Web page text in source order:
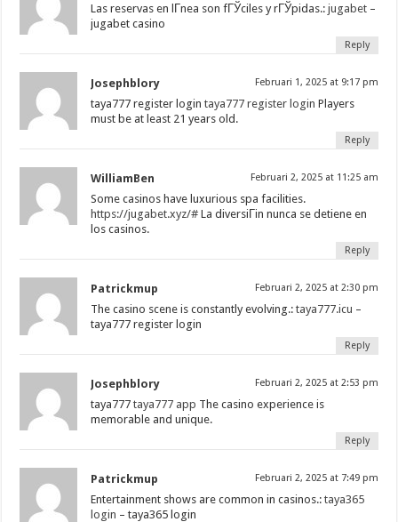
Las reservas en lГ­nea son fГЎciles y rГЎpidas.:jugabet –
jugabet casino
Reply
Josephblory Februari 1, 2025 at 9:17 pm
taya777 register logintaya777 register login Players
must be at least 21 years old.
Reply
WilliamBen Februari 2, 2025 at 11:25 am
Some casinos have luxurious spa facilities.
https://jugabet.xyz/# La diversiГіn nunca se detiene en
los casinos.
Reply
Patrickmup Februari 2, 2025 at 2:30 pm
The casino scene is constantly evolving.:taya777.icu –
taya777 register login
Reply
Josephblory Februari 2, 2025 at 2:53 pm
taya777taya777 app The casino experience is
memorable and unique.
Reply
Patrickmup Februari 2, 2025 at 7:49 pm
Entertainment shows are common in casinos.:taya365
login – taya365 login